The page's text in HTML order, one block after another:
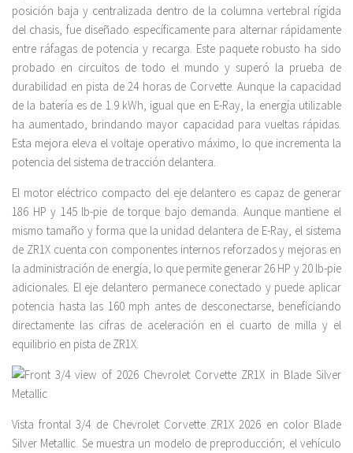
posición baja y centralizada dentro de la columna vertebral rígida
del chasis, fue diseñado específicamente para alternar rápidamente
entre ráfagas de potencia y recarga. Este paquete robusto ha sido
probado en circuitos de todo el mundo y superó la prueba de
durabilidad en pista de 24 horas de Corvette. Aunque la capacidad
de la batería es de 1.9 kWh, igual que en E-Ray, la energía utilizable
ha aumentado, brindando mayor capacidad para vueltas rápidas.
Esta mejora eleva el voltaje operativo máximo, lo que incrementa la
potencia del sistema de tracción delantera.
El motor eléctrico compacto del eje delantero es capaz de generar
186 HP y 145 lb-pie de torque bajo demanda. Aunque mantiene el
mismo tamaño y forma que la unidad delantera de E-Ray, el sistema
de ZR1X cuenta con componentes internos reforzados y mejoras en
la administración de energía, lo que permite generar 26 HP y 20 lb-pie
adicionales. El eje delantero permanece conectado y puede aplicar
potencia hasta las 160 mph antes de desconectarse, beneficiando
directamente las cifras de aceleración en el cuarto de milla y el
equilibrio en pista de ZR1X.
Vista frontal 3/4 de Chevrolet Corvette ZR1X 2026 en color Blade
Silver Metallic. Se muestra un modelo de preproducción; el vehículo